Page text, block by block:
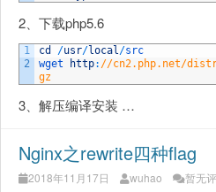
2、下载php5.6
1
2
cd /usr/local/src
wget
http: //cn2.php.net/
gz
3、解压编译安装 …
Nginx之rewrite四种flag
2018年11月17日 wuhao 暂无